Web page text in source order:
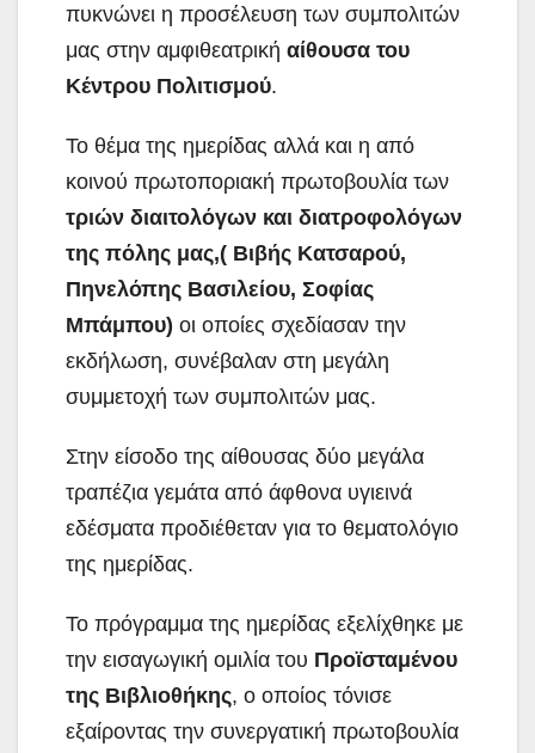
πυκνώνει η προσέλευση των συμπολιτών
μας στην αμφιθεατρική αίθουσα του
Κέντρου Πολιτισμού.
Το θέμα της ημερίδας αλλά και η από
κοινού πρωτοποριακή πρωτοβουλία των
τριών διαιτολόγων και διατροφολόγων
της πόλης μας,( Βιβής Κατσαρού,
Πηνελόπης Βασιλείου, Σοφίας
Μπάμπου) οι οποίες σχεδίασαν την
εκδήλωση, συνέβαλαν στη μεγάλη
συμμετοχή των συμπολιτών μας.
Στην είσοδο της αίθουσας δύο μεγάλα
τραπέζια γεμάτα από άφθονα υγιεινά
εδέσματα προδιέθεταν για το θεματολόγιο
της ημερίδας.
Το πρόγραμμα της ημερίδας εξελίχθηκε με
την εισαγωγική ομιλία του Προϊσταμένου
της Βιβλιοθήκης, ο οποίος τόνισε
εξαίροντας την συνεργατική πρωτοβουλία